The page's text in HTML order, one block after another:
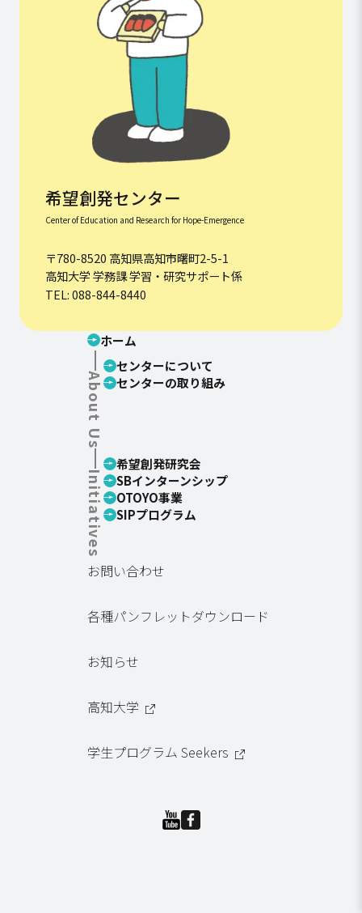
希望創発センター
Center of Education and Research for Hope-Emergence
〒780-8520 高知県高知市曙町2-5-1
高知大学 学務課 学習・研究サポート係
TEL: 088-844-8440
ホーム
About Us
センターについて
センターの取り組み
Initiatives
希望創発研究会
SBインターンシップ
OTOYO事業
SIPプログラム
お問い合わせ
各種パンフレットダウンロード
お知らせ
高知大学
学生プログラム Seekers